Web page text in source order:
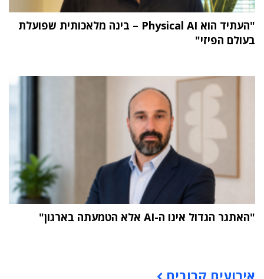
"העתיד הוא Physical AI – בינה מלאכותית שפועלת
בעולם הפיזי"
"האתגר הגדול אינו ה-AI אלא הטמעתה בארגון"
אירועים קרובים